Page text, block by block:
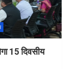
15 दिवसीय